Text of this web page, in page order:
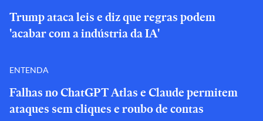
Trump ataca leis e diz que regras podem
'acabar com a indústria da IA'
ENTENDA
Falhas no ChatGPT Atlas e Claude permitem
ataques sem cliques e roubo de contas